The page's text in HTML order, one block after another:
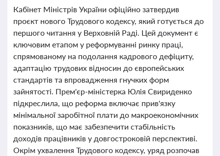
Кабінет Міністрів України офіційно затвердив
проєкт нового Трудового кодексу, який готується до
першого читання у Верховній Раді. Цей документ є
ключовим етапом у реформуванні ринку праці,
спрямованому на подолання кадрового дефіциту,
адаптацію трудових відносин до європейських
стандартів та впровадження гнучких форм
зайнятості. Прем'єр-міністерка Юлія Свириденко
підкреслила, що реформа включає прив'язку
мінімальної заробітної плати до макроекономічних
показників, що має забезпечити стабільність
доходів працівників у довгостроковій перспективі.
Окрім ухвалення Трудового кодексу, уряд розпочав